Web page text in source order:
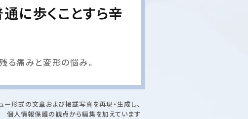
に歩くことすら辛
る痛みと変形の悩み。
ー形式の文章および掲載写真を再現・生成し、
個人情報保護の観点から編集を加えています